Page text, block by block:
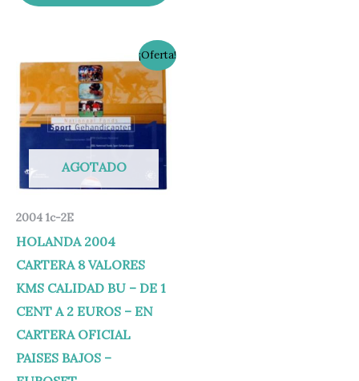
¡Oferta!
AGOTADO
2004 1c-2E
HOLANDA 2004
CARTERA 8 VALORES
KMS CALIDAD BU – DE 1
CENT A 2 EUROS – EN
CARTERA OFICIAL
PAISES BAJOS –
precio
original
era:
20,00 €.
precio
actual
es:
14,95 €.